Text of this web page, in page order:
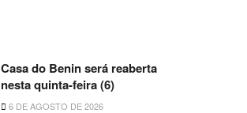
Casa do Benin será reaberta
nesta quinta-feira (6)
6 DE AGOSTO DE 2026